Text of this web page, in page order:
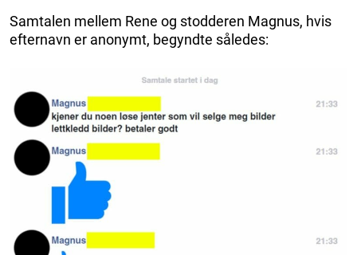
Samtalen mellem Rene og stodderen Magnus, hvis
efternavn er anonymt, begyndte således: